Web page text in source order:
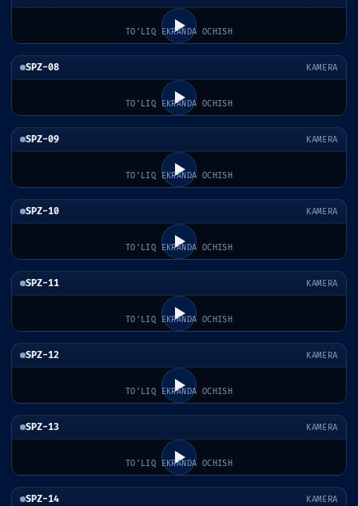
TO'LIQ EKRANDA OCHISH
SPZ-08 KAMERA
TO'LIQ EKRANDA OCHISH
SPZ-09 KAMERA
TO'LIQ EKRANDA OCHISH
SPZ-10 KAMERA
TO'LIQ EKRANDA OCHISH
SPZ-11 KAMERA
TO'LIQ EKRANDA OCHISH
SPZ-12 KAMERA
TO'LIQ EKRANDA OCHISH
SPZ-13 KAMERA
TO'LIQ EKRANDA OCHISH
SPZ-14 KAMERA